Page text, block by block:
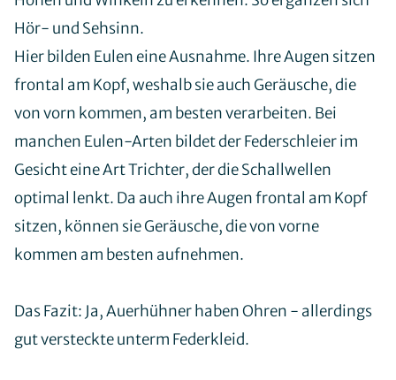
Hör- und Sehsinn.
Hier bilden Eulen eine Ausnahme. Ihre Augen sitzen
frontal am Kopf, weshalb sie auch Geräusche, die
von vorn kommen, am besten verarbeiten. Bei
manchen Eulen-Arten bildet der Federschleier im
Gesicht eine Art Trichter, der die Schallwellen
optimal lenkt. Da auch ihre Augen frontal am Kopf
sitzen, können sie Geräusche, die von vorne
kommen am besten aufnehmen.
Das Fazit: Ja, Auerhühner haben Ohren - allerdings
gut versteckte unterm Federkleid.